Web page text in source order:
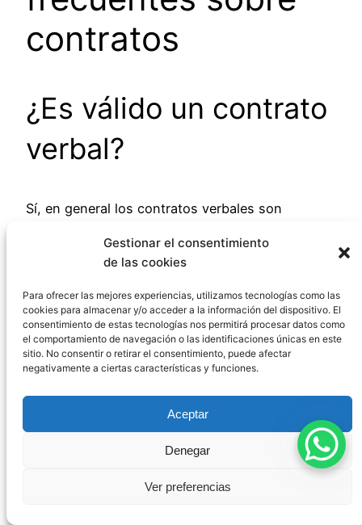
Gestionar el consentimiento
de las cookies
Para ofrecer las mejores experiencias, utilizamos tecnologías como las
cookies para almacenar y/o acceder a la información del dispositivo. El
consentimiento de estas tecnologías nos permitirá procesar datos como
el comportamiento de navegación o las identificaciones únicas en este
sitio. No consentir o retirar el consentimiento, puede afectar
negativamente a ciertas características y funciones.
Aceptar
Denegar
Ver preferencias
contratos
¿Es válido un contrato
verbal?
Sí, en general los contratos verbales son
español reconoce el principio de libertad de
forma. Sin embargo, existen excepciones
importantes donde la ley exige forma escrita o
incluso escritura pública (como en la
compraventa de inmuebles para que sea
inscribible en el Registro). El principal problema
de los contratos verbales no es su validez, sino
sudificultad probatoriaen caso de conflicto.
¿Qué ocurre si una de
las partes incumple el